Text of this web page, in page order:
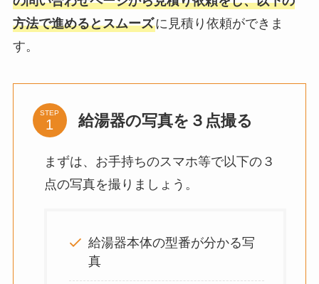
方法で進めるとスムーズに見積り依頼ができま
す。
STEP 給湯器の写真を３点撮る
まずは、お手持ちのスマホ等で以下の３
点の写真を撮りましょう。
給湯器本体の型番が分かる写
真